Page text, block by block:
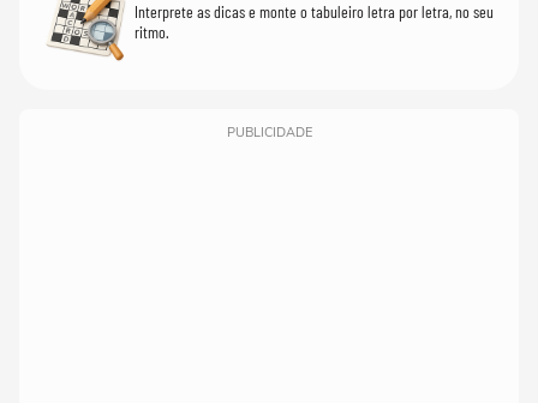
Interprete as dicas e monte o tabuleiro letra por letra, no seu
ritmo.
PUBLICIDADE